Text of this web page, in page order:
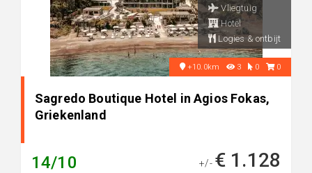
Vliegtuig
Hotel
Logies & ontbijt
+10.0km 3 0 0
Sagredo Boutique Hotel in Agios Fokas,
Griekenland
14/10 +/- € 1.128